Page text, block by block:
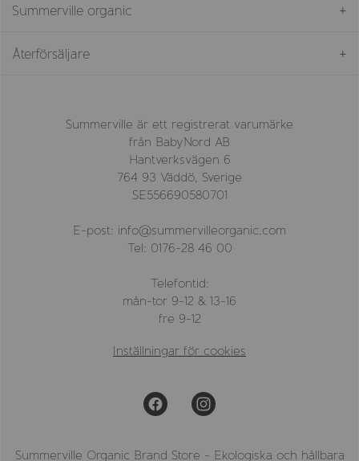
Summerville organic
Återförsäljare
Summerville är ett registrerat varumärke
från BabyNord AB
Hantverksvägen 6
764 93 Väddö, Sverige
SE556690580701
E-post: info@summervilleorganic.com
Tel: 0176-28 46 00
Telefontid:
mån-tor 9-12 & 13-16
fre 9-12
Inställningar för cookies
Summerville Organic Brand Store - Ekologiska och hållbara